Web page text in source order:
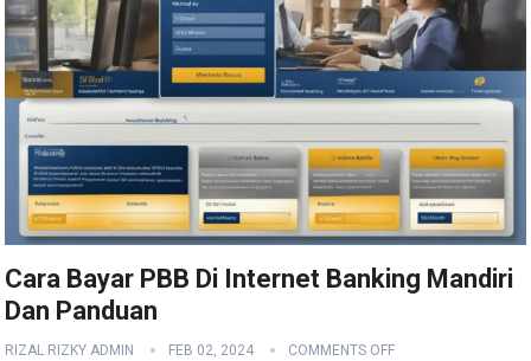
Cara Bayar PBB Di Internet Banking Mandiri
Dan Panduan
RIZAL RIZKY ADMIN FEB 02, 2024 COMMENTS OFF